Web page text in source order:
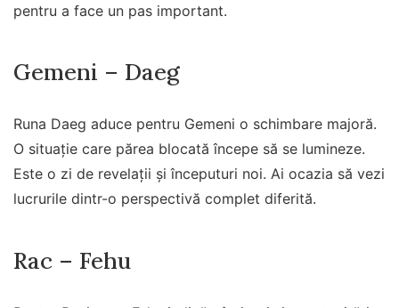
pentru a face un pas important.
Gemeni – Daeg
Runa Daeg aduce pentru Gemeni o schimbare majoră.
O situație care părea blocată începe să se lumineze.
Este o zi de revelații și începuturi noi. Ai ocazia să vezi
lucrurile dintr-o perspectivă complet diferită.
Rac – Fehu